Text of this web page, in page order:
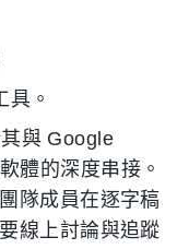
具。
與 Google
體的深度串接。
隊成員在逐字稿
線上討論與追蹤